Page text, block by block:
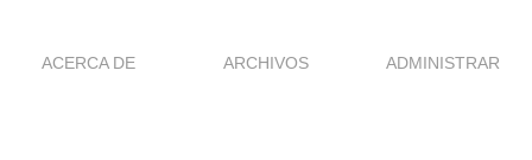
ACERCA DE ARCHIVOS ADMINISTRAR